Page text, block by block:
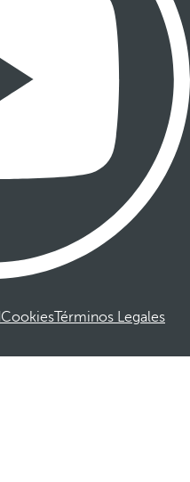
CookiesTérminos Legales